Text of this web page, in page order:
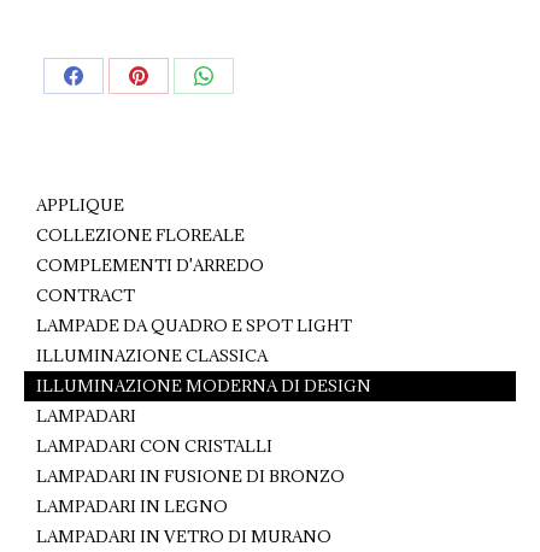
Share Share Share
APPLIQUE
COLLEZIONE FLOREALE
COMPLEMENTI D'ARREDO
CONTRACT
LAMPADE DA QUADRO E SPOT LIGHT
ILLUMINAZIONE CLASSICA
ILLUMINAZIONE MODERNA DI DESIGN
LAMPADARI
LAMPADARI CON CRISTALLI
LAMPADARI IN FUSIONE DI BRONZO
LAMPADARI IN LEGNO
LAMPADARI IN VETRO DI MURANO